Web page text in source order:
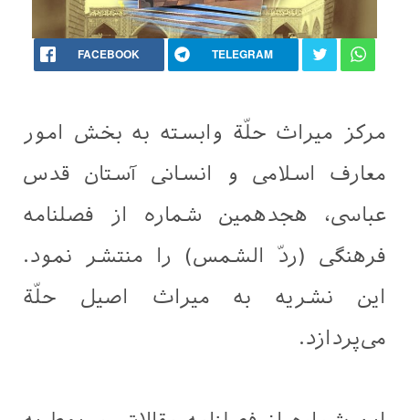
FACEBOOK TELEGRAM
مرکز میراث حلّة وابسته به بخش امور
معارف اسلامی و انسانی آستان قدس
عباسی، هجدهمین شماره از فصلنامه
فرهنگی (ردّ الشمس) را منتشر نمود.
این نشریه به میراث اصیل حلّة
می‌پردازد.